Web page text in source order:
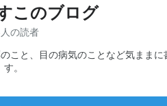
このブログ
の読者
こと、目の病気のことなど気ままに
す。